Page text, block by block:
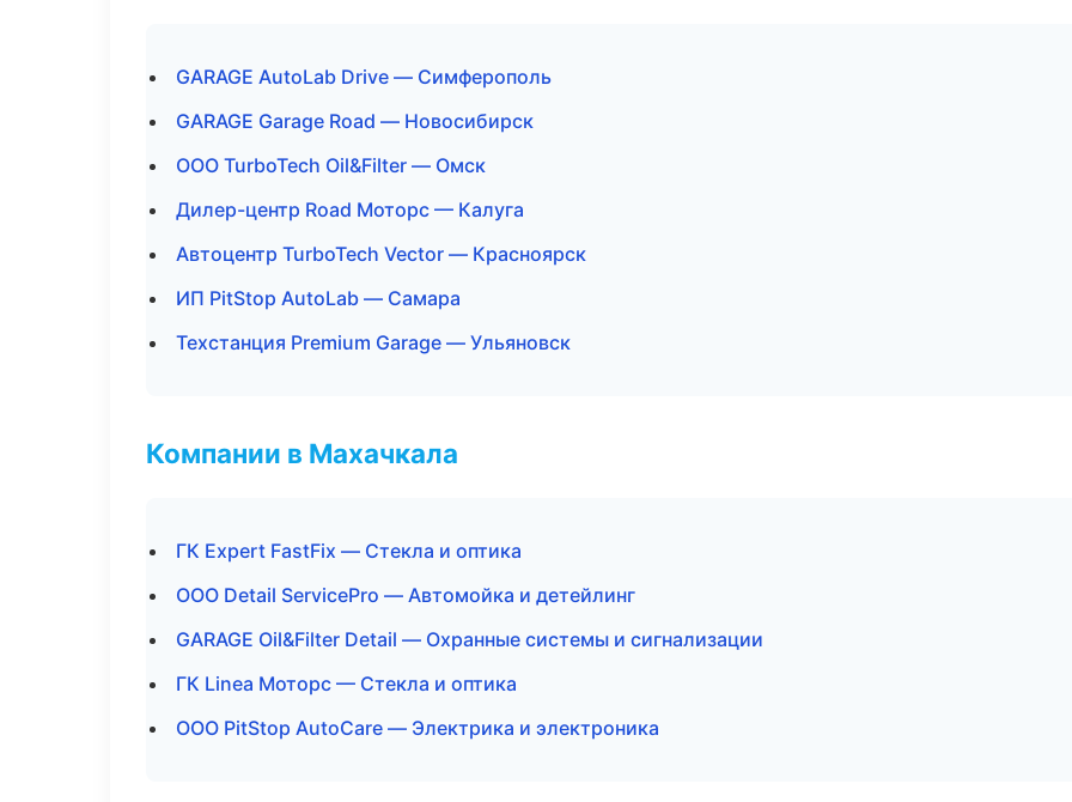
GARAGE AutoLab Drive — Симферополь
GARAGE Garage Road — Новосибирск
ООО TurboTech Oil&Filter — Омск
Дилер-центр Road Моторс — Калуга
Автоцентр TurboTech Vector — Красноярск
ИП PitStop AutoLab — Самара
Техстанция Premium Garage — Ульяновск
Компании в Махачкала
ГК Expert FastFix — Стекла и оптика
ООО Detail ServicePro — Автомойка и детейлинг
GARAGE Oil&Filter Detail — Охранные системы и сигнализации
ГК Linea Моторс — Стекла и оптика
ООО PitStop AutoCare — Электрика и электроника